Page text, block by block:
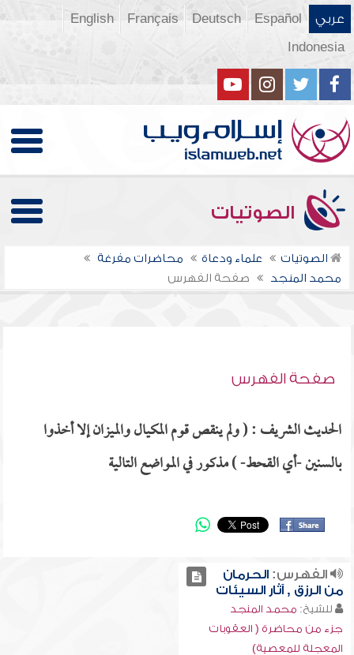
عربي Español
Deutsch
Français
English
Indonesia
الصوتيات
الصوتيات علماء ودعاة
محاضرات مفرغة
محمد المنجد
صفحة الفهرس
صفحة الفهرس
الحديث الشريف : ( ولم ينقص قوم المكيال والميزان إلا أخذوا
بالسنين -أي القحط- ) مذكور في المواضع التالية
الفهرس:الحرمان
من الرزق , آثار السيئات
للشيخ: محمد المنجد
جزء من محاضرة ( العقوبات
المعجلة للمعصية)